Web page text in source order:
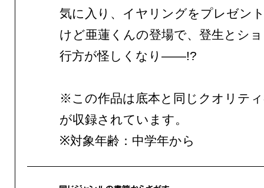
気に入り、イヤリングをプレゼン
けど亜蓮くんの登場で、登生とシ
行方が怪しくなり——!?
※この作品は底本と同じクオリテ
が収録されています。
※対象年齢：中学年から